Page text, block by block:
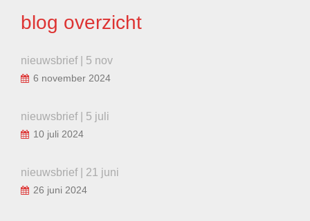
blog overzicht
nieuwsbrief | 5 nov
6 november 2024
nieuwsbrief | 5 juli
10 juli 2024
nieuwsbrief | 21 juni
26 juni 2024